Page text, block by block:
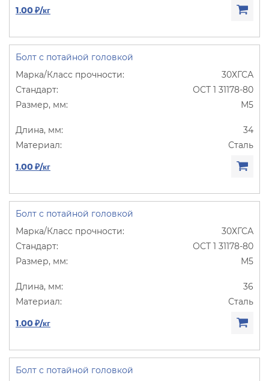
1.00 ₽/кг
Болт с потайной головкой
30ХГСА
ОСТ 1 31178-80
М5
34
Сталь
1.00 ₽/кг
Болт с потайной головкой
30ХГСА
ОСТ 1 31178-80
М5
36
Сталь
1.00 ₽/кг
Болт с потайной головкой